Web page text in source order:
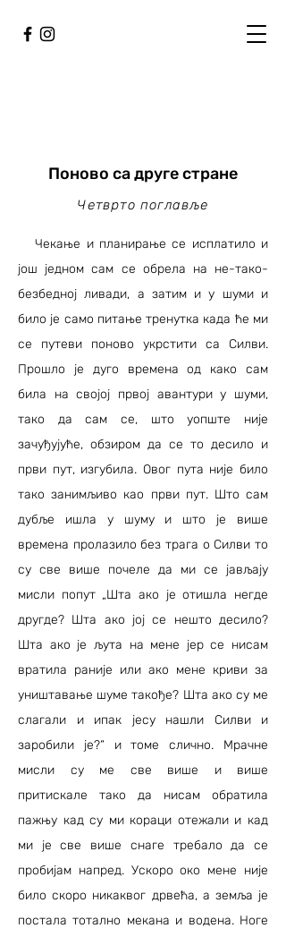
Поново са друге стране
Четврто поглавље
Чекање и планирање се исплатило и
још једном сам се обрела на не-тако-
безбедној ливади, а затим и у шуми и
било је само питање тренутка када ће ми
се путеви поново укрстити са Силви.
Прошло је дуго времена од како сам
била на својој првој авантури у шуми,
тако да сам се, што уопште није
зачуђујуће, обзиром да се то десило и
први пут, изгубила. Овог пута није било
тако занимљиво као први пут. Што сам
дубље ишла у шуму и што је више
времена пролазило без трага о Силви то
су све више почеле да ми се јављају
мисли попут „Шта ако је отишла негде
другде? Шта ако јој се нешто десило?
Шта ако је љута на мене јер се нисам
вратила раније или ако мене криви за
уништавање шуме такође? Шта ако су ме
слагали и ипак јесу нашли Силви и
заробили је?“ и томе слично. Мрачне
мисли су ме све више и више
притискале тако да нисам обратила
пажњу кад су ми кораци отежали и кад
ми је све више снаге требало да се
пробијам напред. Ускоро око мене није
било скоро никаквог дрвећа, а земља је
постала тотално мекана и водена. Ноге